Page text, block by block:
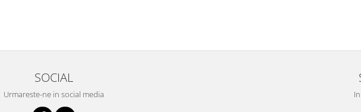
SOCIAL
Urmareste-ne in social media